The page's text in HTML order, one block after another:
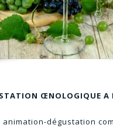
ŒNOLOGIQUE A
animation-dégustation